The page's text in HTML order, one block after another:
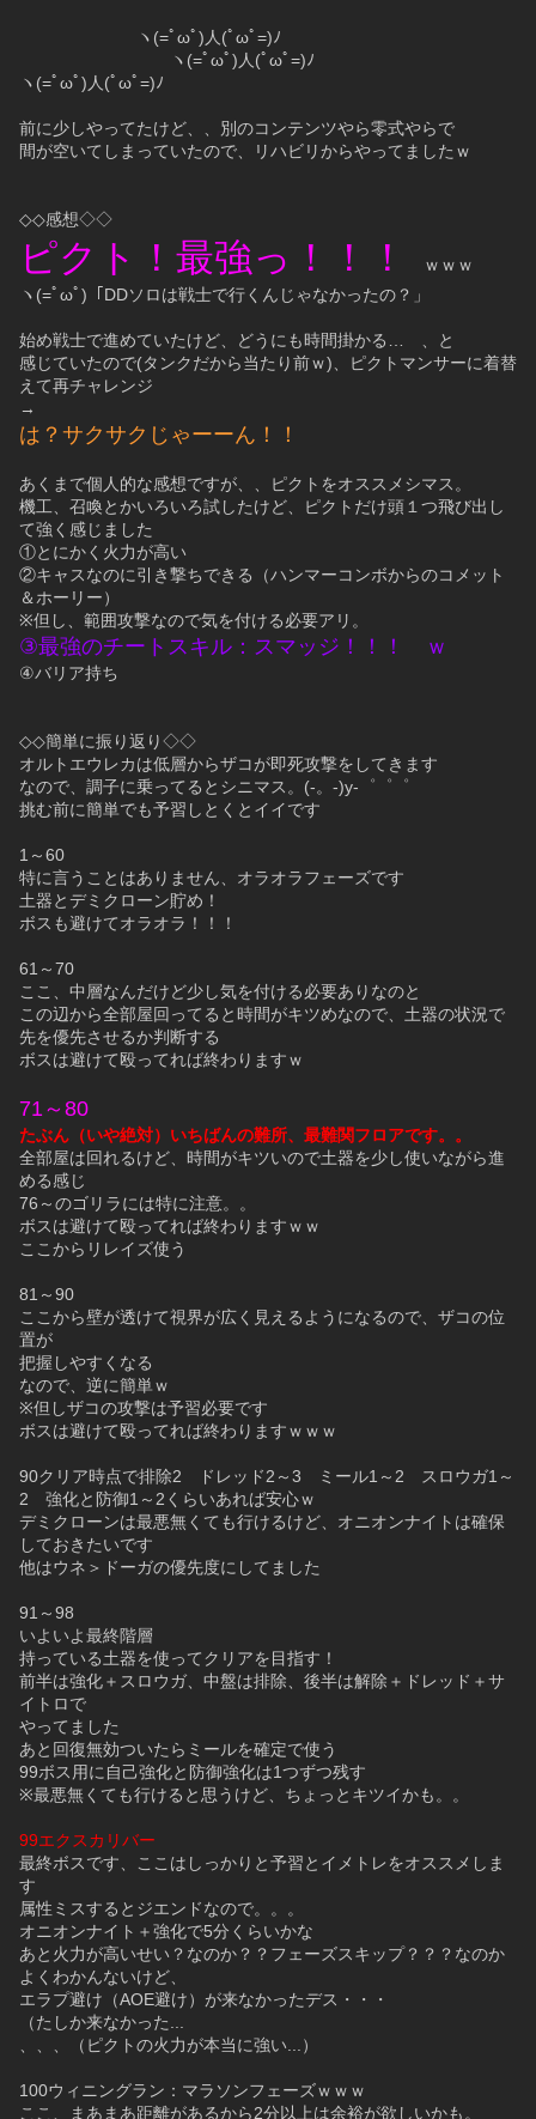
ヽ(=ﾟωﾟ)人(ﾟωﾟ=)ﾉ
ヽ(=ﾟωﾟ)人(ﾟωﾟ=)ﾉ
ヽ(=ﾟωﾟ)人(ﾟωﾟ=)ﾉ
前に少しやってたけど、、別のコンテンツやら零式やらで
間が空いてしまっていたので、リハビリからやってましたｗ
◇◇感想◇◇
ピクト！最強っ！！！
ｗｗｗ
ヽ(=ﾟωﾟ)「DDソロは戦士で行くんじゃなかったの？」
始め戦士で進めていたけど、どうにも時間掛かる…　、と
感じていたので(タンクだから当たり前ｗ)、ピクトマンサーに着替
えて再チャレンジ
→
は？サクサクじゃーーん！！
あくまで個人的な感想ですが、、ピクトをオススメシマス。
機工、召喚とかいろいろ試したけど、ピクトだけ頭１つ飛び出し
て強く感じました
①とにかく火力が高い
②キャスなのに引き撃ちできる（ハンマーコンボからのコメット
＆ホーリー）
※但し、範囲攻撃なので気を付ける必要アリ。
③最強のチートスキル：スマッジ！！！　ｗ
④バリア持ち
◇◇簡単に振り返り◇◇
オルトエウレカは低層からザコが即死攻撃をしてきます
なので、調子に乗ってるとシニマス。(-。-)y-゜゜゜
挑む前に簡単でも予習しとくとイイです
1～60
特に言うことはありません、オラオラフェーズです
土器とデミクローン貯め！
ボスも避けてオラオラ！！！
61～70
ここ、中層なんだけど少し気を付ける必要ありなのと
この辺から全部屋回ってると時間がキツめなので、土器の状況で
先を優先させるか判断する
ボスは避けて殴ってれば終わりますｗ
71～80
たぶん（いや絶対）いちばんの難所、最難関フロアです。。
全部屋は回れるけど、時間がキツいので土器を少し使いながら進
める感じ
76～のゴリラには特に注意。。
ボスは避けて殴ってれば終わりますｗｗ
ここからリレイズ使う
81～90
ここから壁が透けて視界が広く見えるようになるので、ザコの位
置が
把握しやすくなる
なので、逆に簡単ｗ
※但しザコの攻撃は予習必要です
ボスは避けて殴ってれば終わりますｗｗｗ
90クリア時点で排除2　ドレッド2～3　ミール1～2　スロウガ1～
2　強化と防御1～2くらいあれば安心ｗ
デミクローンは最悪無くても行けるけど、オニオンナイトは確保
しておきたいです
他はウネ＞ドーガの優先度にしてました
91～98
いよいよ最終階層
持っている土器を使ってクリアを目指す！
前半は強化＋スロウガ、中盤は排除、後半は解除＋ドレッド＋サ
イトロで
やってました
あと回復無効ついたらミールを確定で使う
99ボス用に自己強化と防御強化は1つずつ残す
※最悪無くても行けると思うけど、ちょっとキツイかも。。
99エクスカリバー
最終ボスです、ここはしっかりと予習とイメトレをオススメしま
す
属性ミスするとジエンドなので。。。
オニオンナイト＋強化で5分くらいかな
あと火力が高いせい？なのか？？フェーズスキップ？？？なのか
よくわかんないけど、
エラプ避け（AOE避け）が来なかったデス・・・
（たしか来なかった...
、、、（ピクトの火力が本当に強い...）
100ウィニングラン：マラソンフェーズｗｗｗ
ここ、まあまあ距離があるから2分以上は余裕が欲しいかも。